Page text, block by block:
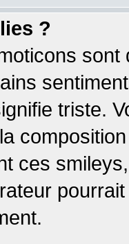
?
triste.
ces